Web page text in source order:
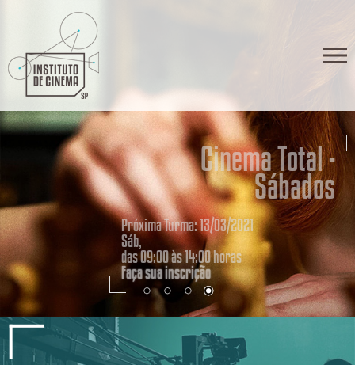
Cinema Total -
Sábados
Próxima Turma: 13/03/2021
Sáb,
das 09:00 às 14:00 horas
Faça sua inscrição